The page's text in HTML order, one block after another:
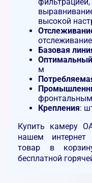
высокой
Базовая
м
фронтальным
Крепления:
Купить камеру
нашем интернет
товар в
бесплатной